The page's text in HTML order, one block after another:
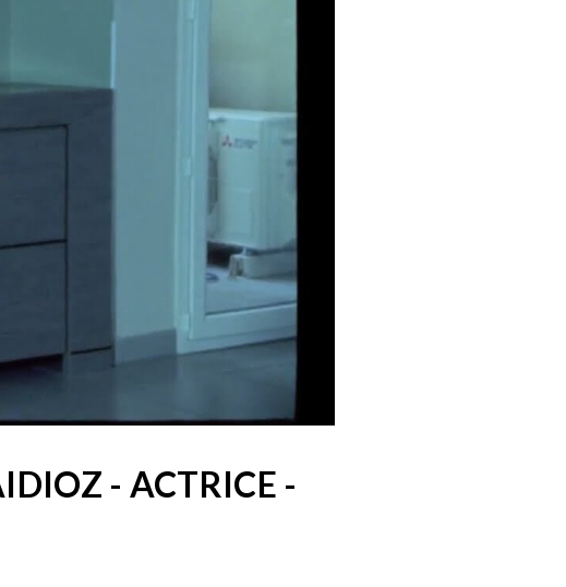
- ACTRICE -